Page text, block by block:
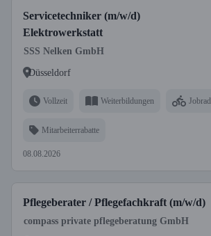
Servicetechniker (m/w/d)
Elektrowerkstatt
SSS Nelken GmbH
Düsseldorf
Vollzeit Weiterbildungen Jobrad
Mitarbeiterrabatte
08.08.2026
Pflegeberater / Pflegefachkraft (m/w/d)
compass private pflegeberatung GmbH